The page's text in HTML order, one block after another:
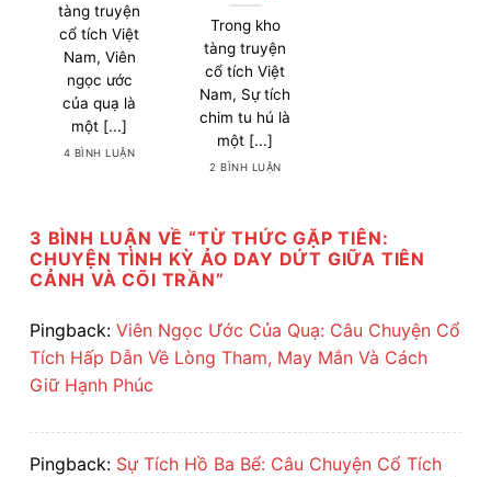
tàng truyện
cổ tích Việt
Nam, Viên
ngọc ước
của quạ là
một [...]
4 BÌNH LUẬN
Trong kho
tàng truyện
cổ tích Việt
Nam, Sự tích
chim tu hú là
một [...]
2 BÌNH LUẬN
3 BÌNH LUẬN VỀ “TỪ THỨC GẶP TIÊN:
CHUYỆN TÌNH KỲ ẢO DAY DỨT GIỮA TIÊN
CẢNH VÀ CÕI TRẦN”
Pingback: Viên Ngọc Ước Của Quạ: Câu Chuyện Cổ
Tích Hấp Dẫn Về Lòng Tham, May Mắn Và Cách
Giữ Hạnh Phúc
Pingback: Sự Tích Hồ Ba Bể: Câu Chuyện Cổ Tích